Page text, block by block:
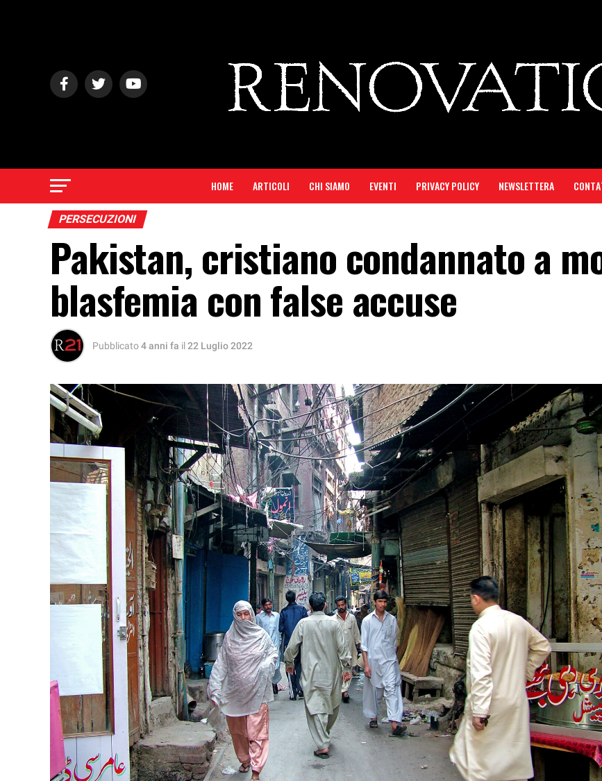
HOME ARTICOLI CHI SIAMO EVENTI PRIVACY POLICY NEWSLETTERA
PERSECUZIONI
Pakistan, cristiano condannato a
blasfemia con false accuse
Pubblicato4 anni fa il22 Luglio 2022